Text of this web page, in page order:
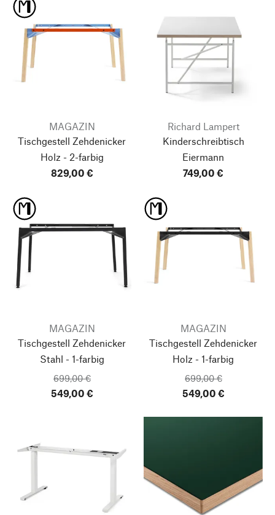
MAGAZIN
Tischgestell Zehdenicker
Holz - 2-farbig
829,00 €
Richard Lampert
Kinderschreibtisch
Eiermann
749,00 €
MAGAZIN
Tischgestell Zehdenicker
Stahl - 1-farbig
699,00 €
549,00 €
MAGAZIN
Tischgestell Zehdenicker
Holz - 1-farbig
699,00 €
549,00 €